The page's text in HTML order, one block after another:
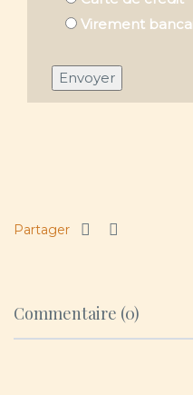
Partager
Commentaire (0)